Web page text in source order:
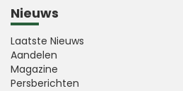
Nieuws
Laatste Nieuws
Aandelen
Magazine
Persberichten